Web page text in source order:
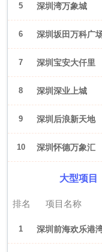
5 深圳湾万象城
6 深圳坂田万科广
7 深圳宝安大仟里
8 深圳深业上城
9 深圳后浪新天地
10 深圳怀德万象汇
大型项目
排名 项目名称
1 深圳前海欢乐港